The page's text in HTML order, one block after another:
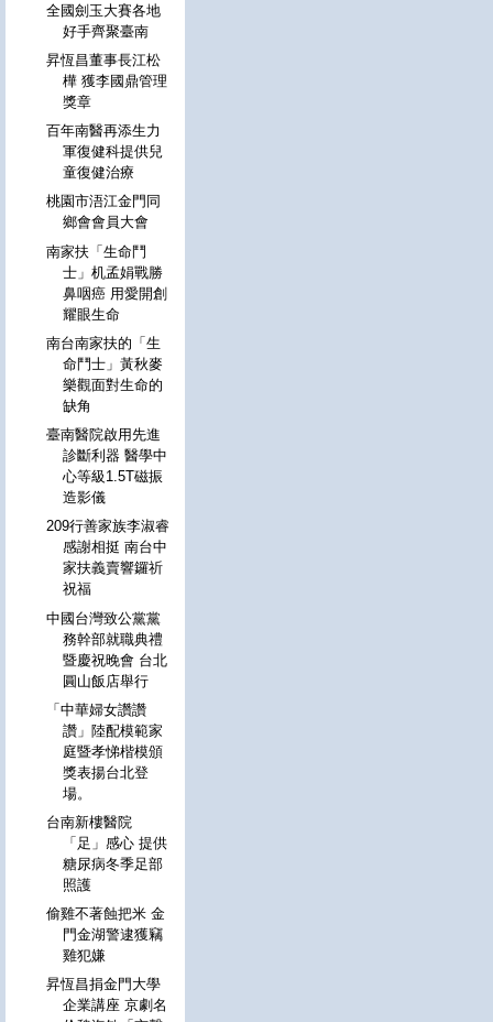
全國劍玉大賽各地
好手齊聚臺南
昇恆昌董事長江松
樺 獲李國鼎管理
獎章
百年南醫再添生力
軍復健科提供兒
童復健治療
桃園市浯江金門同
鄉會會員大會
南家扶「生命鬥
士」机孟娟戰勝
鼻咽癌 用愛開創
耀眼生命
南台南家扶的「生
命鬥士」黃秋麥
樂觀面對生命的
缺角
臺南醫院啟用先進
診斷利器 醫學中
心等級1.5T磁振
造影儀
209行善家族李淑睿
感謝相挺 南台中
家扶義賣響鑼祈
祝福
中國台灣致公黨黨
務幹部就職典禮
暨慶祝晚會 台北
圓山飯店舉行
「中華婦女讚讚
讚」陸配模範家
庭暨孝悌楷模頒
獎表揚台北登
場。
台南新樓醫院
「足」感心 提供
糖尿病冬季足部
照護
偷雞不著蝕把米 金
門金湖警逮獲竊
雞犯嫌
昇恆昌捐金門大學
企業講座 京劇名